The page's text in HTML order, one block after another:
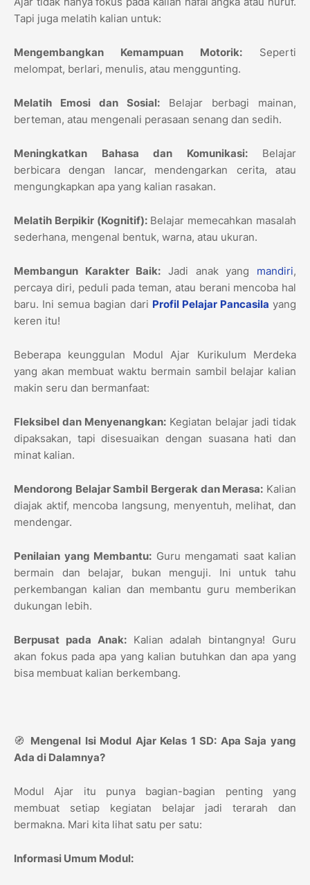
Tapi juga melatih kalian untuk:
Mengembangkan Kemampuan Motorik: Seperti
melompat, berlari, menulis, atau menggunting.
Melatih Emosi dan Sosial: Belajar berbagi mainan,
berteman, atau mengenali perasaan senang dan sedih.
Meningkatkan Bahasa dan Komunikasi:Belajar
berbicara dengan lancar, mendengarkan cerita, atau
mengungkapkan apa yang kalian rasakan.
Melatih Berpikir (Kognitif):Belajar memecahkan masalah
sederhana, mengenal bentuk, warna, atau ukuran.
Membangun Karakter Baik: Jadi anak yang mandiri,
percaya diri, peduli pada teman, atau berani mencoba hal
baru. Ini semua bagian dari Profil Pelajar Pancasila yang
keren itu!
Beberapa keunggulan Modul Ajar Kurikulum Merdeka
yang akan membuat waktu bermain sambil belajar kalian
makin seru dan bermanfaat:
Fleksibel dan Menyenangkan: Kegiatan belajar jadi tidak
dipaksakan, tapi disesuaikan dengan suasana hati dan
minat kalian.
Mendorong Belajar Sambil Bergerak dan Merasa: Kalian
diajak aktif, mencoba langsung, menyentuh, melihat, dan
mendengar.
Penilaian yang Membantu: Guru mengamati saat kalian
bermain dan belajar, bukan menguji. Ini untuk tahu
perkembangan kalian dan membantu guru memberikan
dukungan lebih.
Berpusat pada Anak:Kalian adalah bintangnya! Guru
akan fokus pada apa yang kalian butuhkan dan apa yang
bisa membuat kalian berkembang.
🧭 Mengenal Isi Modul Ajar Kelas 1 SD: Apa Saja yang
Ada di Dalamnya?
Modul Ajar itu punya bagian-bagian penting yang
membuat setiap kegiatan belajar jadi terarah dan
bermakna. Mari kita lihat satu per satu:
Informasi Umum Modul: